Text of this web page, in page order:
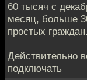
60 тысяч с
месяц, больше
простых граждан.
Действительно
подключать